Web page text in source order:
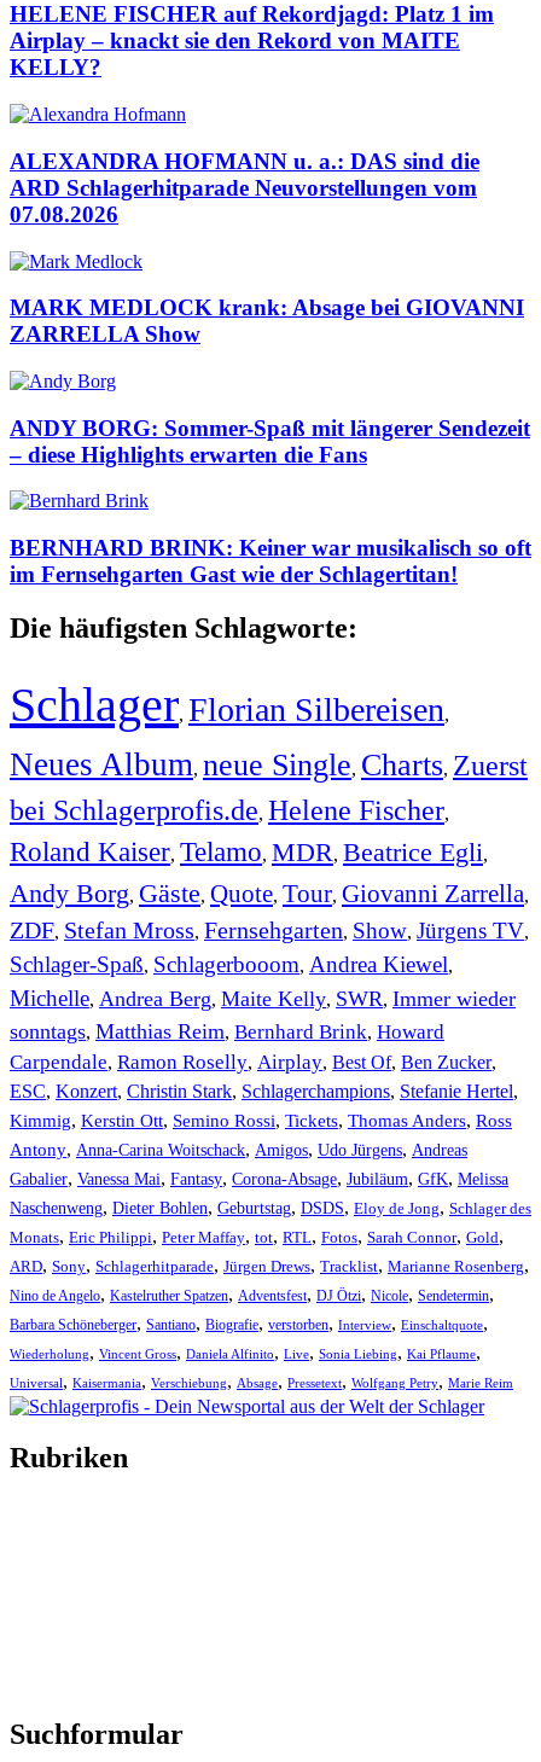
HELENE FISCHER auf Rekordjagd: Platz 1 im
Airplay – knackt sie den Rekord von MAITE
KELLY?
ALEXANDRA HOFMANN u. a.: DAS sind die
ARD Schlagerhitparade Neuvorstellungen vom
07.08.2026
MARK MEDLOCK krank: Absage bei GIOVANNI
ZARRELLA Show
ANDY BORG: Sommer-Spaß mit längerer Sendezeit
– diese Highlights erwarten die Fans
BERNHARD BRINK: Keiner war musikalisch so oft
im Fernsehgarten Gast wie der Schlagertitan!
Die häufigsten Schlagworte:
Schlager, Florian Silbereisen,
Neues Album, neue Single, Charts, Zuerst
bei Schlagerprofis.de, Helene Fischer,
Roland Kaiser, Telamo, MDR, Beatrice Egli,
Andy Borg, Gäste, Quote, Tour, Giovanni Zarrella,
ZDF, Stefan Mross, Fernsehgarten, Show, Jürgens TV,
Schlager-Spaß, Schlagerbooom, Andrea Kiewel,
Michelle, Andrea Berg, Maite Kelly, SWR, Immer wieder
sonntags, Matthias Reim, Bernhard Brink, Howard
Carpendale, Ramon Roselly, Airplay, Best Of, Ben Zucker,
ESC, Konzert, Christin Stark, Schlagerchampions, Stefanie Hertel,
Kimmig, Kerstin Ott, Semino Rossi, Tickets, Thomas Anders, Ross
Antony, Anna-Carina Woitschack, Amigos, Udo Jürgens, Andreas
Gabalier, Vanessa Mai, Fantasy, Corona-Absage, Jubiläum, GfK, Melissa
Naschenweng, Dieter Bohlen, Geburtstag, DSDS, Eloy de Jong, Schlager des
Monats, Eric Philippi, Peter Maffay, tot, RTL, Fotos, Sarah Connor, Gold,
ARD, Sony, Schlagerhitparade, Jürgen Drews, Tracklist, Marianne Rosenberg,
Nino de Angelo, Kastelruther Spatzen, Adventsfest, DJ Ötzi, Nicole, Sendetermin,
Barbara Schöneberger, Santiano, Biografie, verstorben, Interview, Einschaltquote,
Wiederholung, Vincent Gross, Daniela Alfinito, Live, Sonia Liebing, Kai Pflaume,
Universal, Kaisermania, Verschiebung, Absage, Pressetext, Wolfgang Petry, Marie Reim
Rubriken
Suchformular